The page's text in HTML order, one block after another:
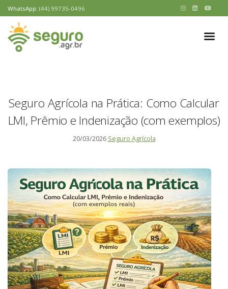
WhatsApp: (44) 99735-0496
Seguro Agrícola na Prática: Como Calcular
LMI, Prêmio e Indenização (com exemplos)
20/03/2026 Seguro Agrícola